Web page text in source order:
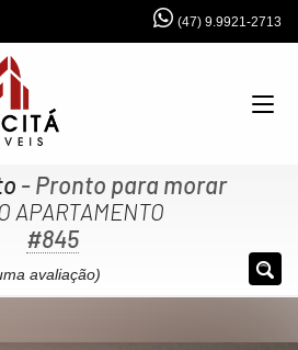
(47) 9.9921-2713
- Pronto para morar
APARTAMENTO
#845
avaliação)